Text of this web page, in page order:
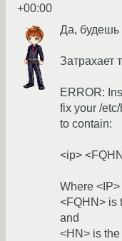
+00:00
Да, будешь
Затрахает
ERROR:
fix your /
to contain:
<ip>
Where
<FQHN> is
and
<HN> is